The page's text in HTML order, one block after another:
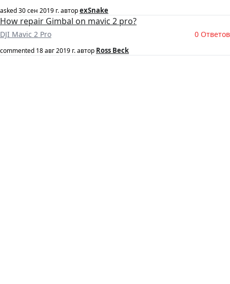
asked30 сен 2019 г.авторexSnake
How repair Gimbal on mavic 2 pro?
DJI Mavic 2 Pro 0 Ответов
commented 18 авг 2019 г.автор Ross Beck